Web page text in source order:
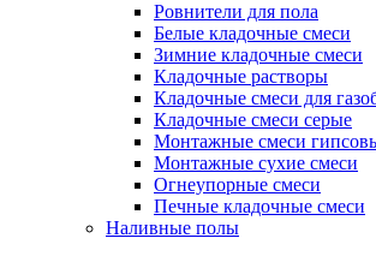
Ровнители для пола
Белые кладочные смеси
Зимние кладочные смеси
Кладочные растворы
Кладочные смеси для
Кладочные смеси серые
Монтажные смеси
Монтажные сухие смеси
Огнеупорные смеси
Печные кладочные смеси
Наливные полы